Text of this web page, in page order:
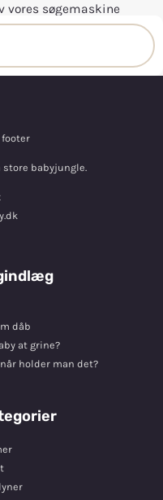
vores søgemaskine
babyjungle.
dåb
at grine?
holder man det?